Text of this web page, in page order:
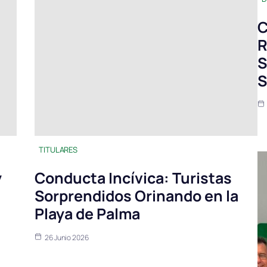
TITULARES
Conducta Incívica: Turistas
Sorprendidos Orinando en la
Playa de Palma
26 Junio 2026